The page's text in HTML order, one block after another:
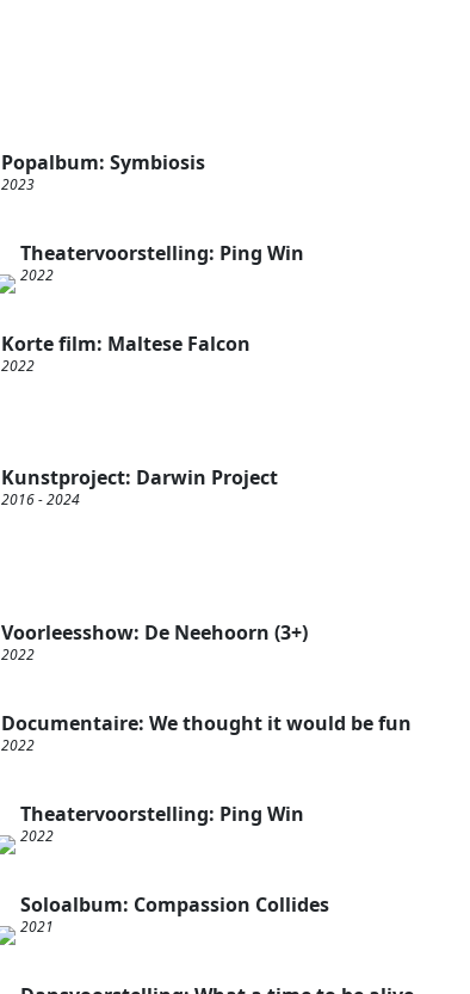
Popalbum: Symbiosis
2023
Theatervoorstelling: Ping Win
2022
Korte film: Maltese Falcon
2022
Kunstproject: Darwin Project
2016 - 2024
Voorleesshow: De Neehoorn (3+)
2022
Documentaire: We thought it would be fun
2022
Theatervoorstelling: Ping Win
2022
Soloalbum: Compassion Collides
2021